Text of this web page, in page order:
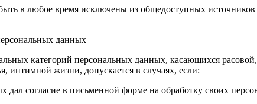
в любое время исключены из общедоступных
данных
категорий персональных данных, касающихся
интимной жизни, допускается в случаях, если:
дал согласие в письменной форме на обработку своих